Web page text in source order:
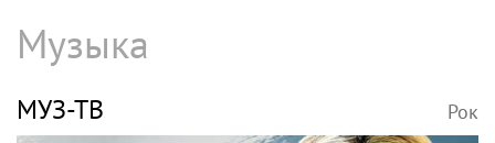
Музыка
МУЗ-ТВ Рок